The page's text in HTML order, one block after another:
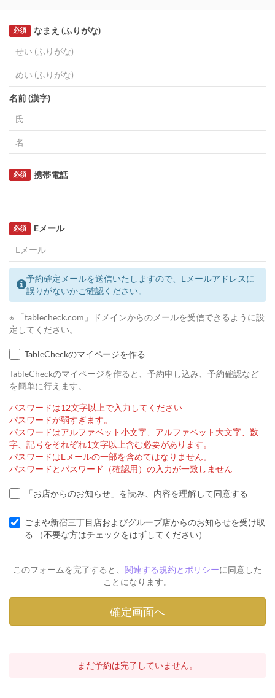
なまえ (ふりがな)
必須
名前 (漢字)
携帯電話
必須
Eメール
必須
予約確定メールを送信いたしますので、Eメールアドレスに
誤りがないかご確認ください。
※ 「tablecheck.com」ドメインからのメールを受信できるように設
定してください。
TableCheckのマイページを作る
TableCheckのマイページを作ると、予約申し込み、予約確認など
を簡単に行えます。
パスワードは12文字以上で入力してください
パスワードが弱すぎます。
パスワードはアルファベット小文字、アルファベット大文字、数
字、記号をそれぞれ1文字以上含む必要があります。
パスワードはEメールの一部を含めてはなりません。
パスワードとパスワード（確認用）の入力が一致しません
「お店からのお知らせ」を読み、内容を理解して同意する
ごまや新宿三丁目店およびグループ店からのお知らせを受け取
る （不要な方はチェックをはずしてください）
このフォームを完了すると、 関連する規約とポリシーに同意した
ことになります。
まだ予約は完了していません。